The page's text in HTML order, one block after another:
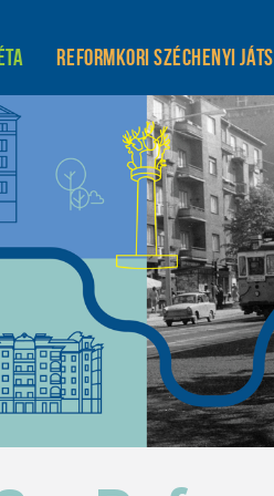
Reformkori Széchenyi